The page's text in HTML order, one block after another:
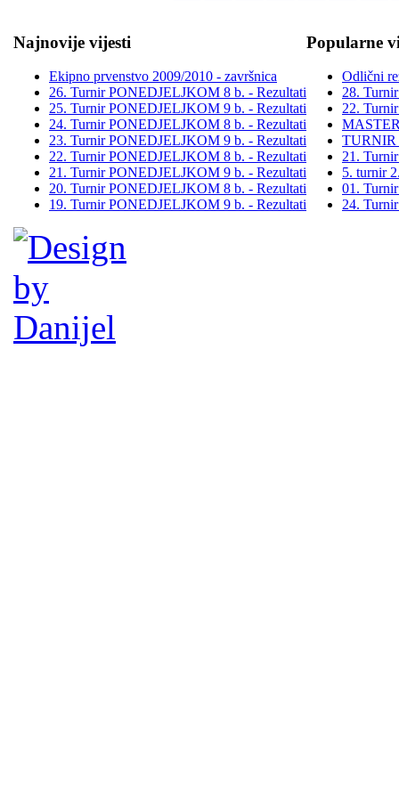
Najnovije vijesti
Ekipno prvenstvo 2009/2010 - završnica
26. Turnir PONEDJELJKOM 8 b. - Rezultati
25. Turnir PONEDJELJKOM 9 b. - Rezultati
24. Turnir PONEDJELJKOM 8 b. - Rezultati
23. Turnir PONEDJELJKOM 9 b. - Rezultati
22. Turnir PONEDJELJKOM 8 b. - Rezultati
21. Turnir PONEDJELJKOM 9 b. - Rezultati
20. Turnir PONEDJELJKOM 8 b. - Rezultati
19. Turnir PONEDJELJKOM 9 b. - Rezultati
Popularne
Odlični
28.
22.
TURNIR
21.
5. turnir
01.
24.